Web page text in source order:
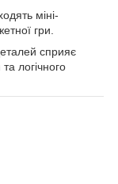
міні-
гри.
сприяє
логічного